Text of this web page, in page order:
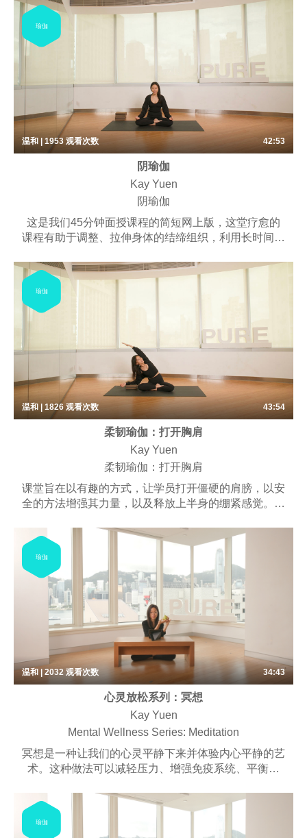
瑜伽
温和 | 1953 观看次数 42:53
阴瑜伽
Kay Yuen
阴瑜伽
这是我们45分钟面授课程的简短网上版，这堂疗愈的
课程有助于调整、拉伸身体的结缔组织，利用长时间停
力。课程可能包含些许呼吸练习、梵唱，以及冥想。
适合不想费力，又能达到伸展效果的练习者。
瑜伽
温和 | 1826 观看次数 43:54
柔韧瑜伽：打开胸肩
Kay Yuen
柔韧瑜伽：打开胸肩
课堂旨在以有趣的方式，让学员打开僵硬的肩膀，以安
全的方法增强其力量，以及释放上半身的绷紧感觉。学
势的式子。课堂或包括一些呼吸练习、梵唱，以及冥
瑜伽
温和 | 2032 观看次数 34:43
心灵放松系列：冥想
Kay Yuen
Mental Wellness Series: Meditation
冥想是一种让我们的心灵平静下来并体验内心平静的艺
术。这种做法可以减轻压力、增强免疫系统、平衡情
不仅仅是一种放松，它还能让你积极地应对世界给你带
来的一切。我们特别设计的课程让您有机会有效地重置
瑜伽